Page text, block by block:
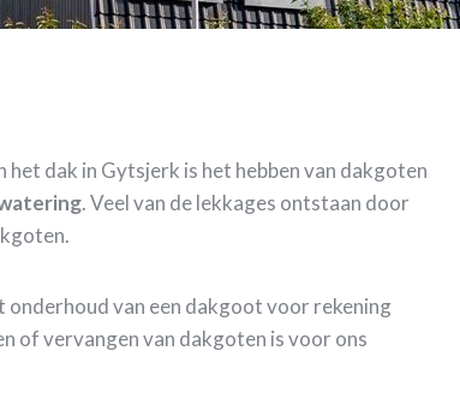
het dak in Gytsjerk is het hebben van dakgoten
. Veel van de lekkages ontstaan door
onderhoud van een dakgoot voor rekening
of vervangen van dakgoten is voor ons